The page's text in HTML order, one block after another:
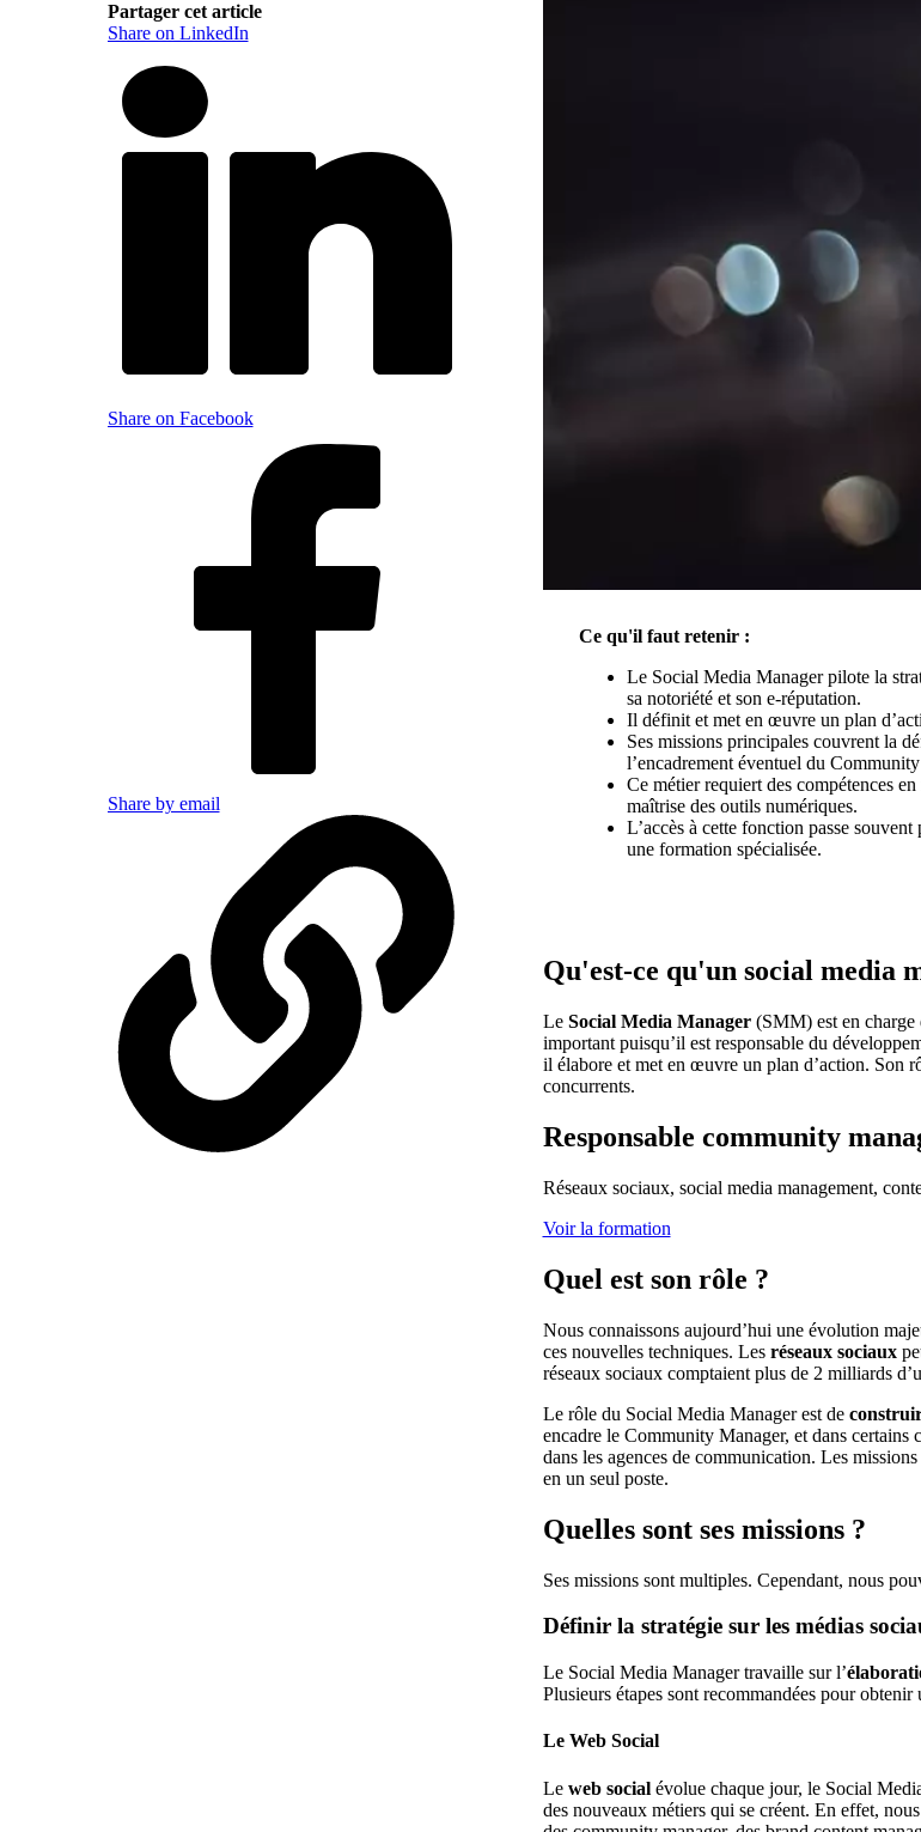
Partager cet article
Share on LinkedIn
Share on Facebook
Share by email
Ce qu'il faut retenir :
Le Social Media Manager pilote la
sa notoriété et son e-réputation.
Il définit et met en œuvre un plan
Ses missions principales couvrent la
l’encadrement éventuel du
Ce métier requiert des compétences
maîtrise des outils numériques.
L’accès à cette fonction passe
une formation spécialisée.
Qu'est-ce qu'un social media
Le Social Media Manager(SMM) est en charge
important puisqu’il est responsable du
il élabore et met en œuvre un plan d’action. Son
concurrents.
Responsable community
Réseaux sociaux, social media management,
Voir la formation
Quel est son rôle ?
Nous connaissons aujourd’hui une évolution
ces nouvelles techniques. Les réseaux sociaux
réseaux sociaux comptaient plus de 2 milliards
Le rôle du Social Media Manager est de
encadre le Community Manager, et dans certains
dans les agences de communication. Les missions
en un seul poste.
Quelles sont ses missions ?
Ses missions sont multiples. Cependant, nous
Définir la stratégie sur les médias
Le Social Media Manager travaille sur l’
Plusieurs étapes sont recommandées pour
Le Web Social
Le web socialévolue chaque jour, le Social
des nouveaux métiers qui se créent. En effet,